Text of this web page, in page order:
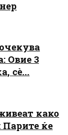
Овие 3
сè...
како
Парите ќе